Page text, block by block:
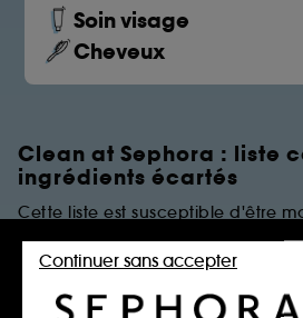
Soin visage
Cheveux
Clean at Sephora : liste
ingrédients écartés
Cette liste est susceptible d'être
PARFUMS
Continuer sans accepter